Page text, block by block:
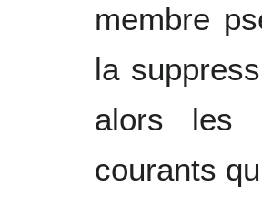
membre
la
alors les
courants